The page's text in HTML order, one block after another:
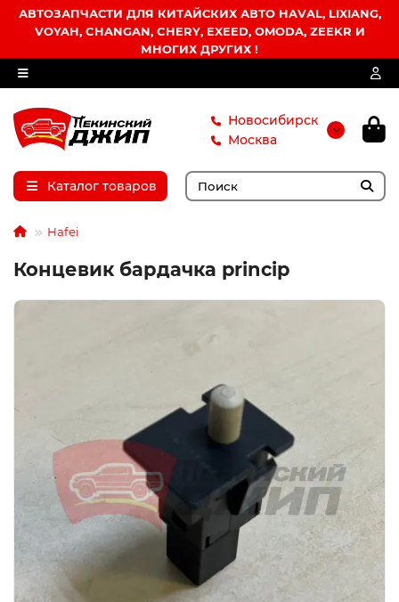
АВТОЗАПЧАСТИ ДЛЯ КИТАЙСКИХ АВТО HAVAL, LIXIANG,
VOYAH, CHANGAN, CHERY, EXEED, OMODA, ZEEKR И
МНОГИХ ДРУГИХ !
Новосибирск
Москва
Каталог товаров
Hafei
Концевик бардачка princip